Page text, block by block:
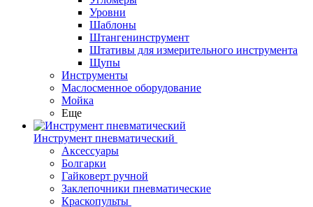
Уровни
Шаблоны
Штангенинструмент
Штативы для измерительного инструмента
Щупы
Инструменты
Маслосменное оборудование
Мойка
Еще
Инструмент пневматический
Аксессуары
Болгарки
Гайковерт ручной
Заклепочники пневматические
Краскопульты